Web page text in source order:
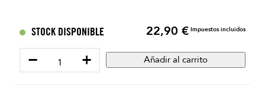
STOCK DISPONIBLE Precio
22,90 € Impuestos incluidos
− + Añadir al carrito